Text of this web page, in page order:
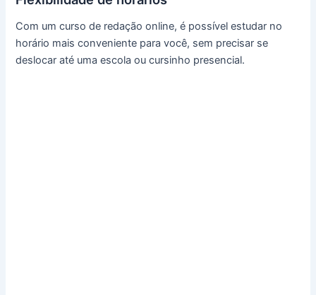
Com um curso de redação online, é possível estudar no
horário mais conveniente para você, sem precisar se
deslocar até uma escola ou cursinho presencial.